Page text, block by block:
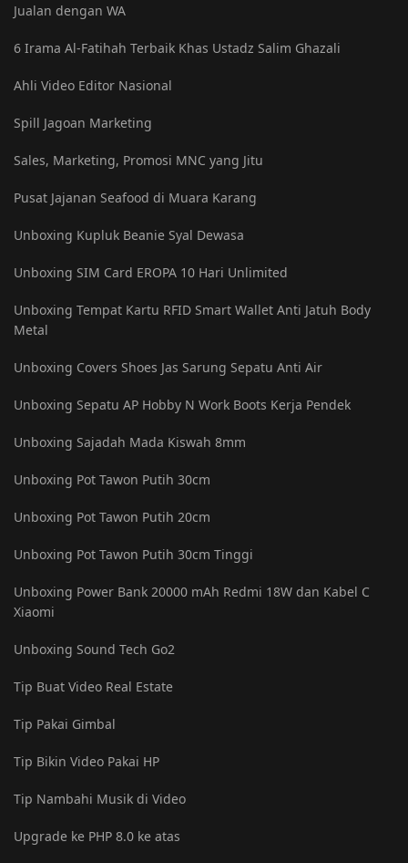
Jualan dengan WA
6 Irama Al-Fatihah Terbaik Khas Ustadz Salim Ghazali
Ahli Video Editor Nasional
Spill Jagoan Marketing
Sales, Marketing, Promosi MNC yang Jitu
Pusat Jajanan Seafood di Muara Karang
Unboxing Kupluk Beanie Syal Dewasa
Unboxing SIM Card EROPA 10 Hari Unlimited
Unboxing Tempat Kartu RFID Smart Wallet Anti Jatuh Body
Metal
Unboxing Covers Shoes Jas Sarung Sepatu Anti Air
Unboxing Sepatu AP Hobby N Work Boots Kerja Pendek
Unboxing Sajadah Mada Kiswah 8mm
Unboxing Pot Tawon Putih 30cm
Unboxing Pot Tawon Putih 20cm
Unboxing Pot Tawon Putih 30cm Tinggi
Unboxing Power Bank 20000 mAh Redmi 18W dan Kabel C
Xiaomi
Unboxing Sound Tech Go2
Tip Buat Video Real Estate
Tip Pakai Gimbal
Tip Bikin Video Pakai HP
Tip Nambahi Musik di Video
Upgrade ke PHP 8.0 ke atas